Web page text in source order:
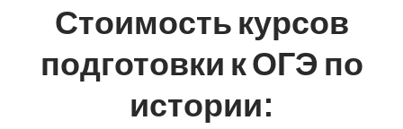
Стоимость курсов
подготовки к ОГЭ по
истории: